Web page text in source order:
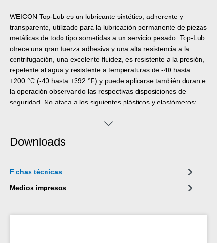
WEICON Top-Lub es un lubricante sintético, adherente y
transparente, utilizado para la lubricación permanente de piezas
metálicas de todo tipo sometidas a un servicio pesado. Top-Lub
ofrece una gran fuerza adhesiva y una alta resistencia a la
centrifugación, una excelente fluidez, es resistente a la presión,
repelente al agua y resistente a temperaturas de -40 hasta
+200 °C (-40 hasta +392 °F) y puede aplicarse también durante
la operación observando las respectivas disposiciones de
seguridad. No ataca a los siguientes plásticos y elastómeros:
policloropropeno. Menos resistentes son: PE-LD, POM, PP y
dentadas y engranajes helicoidales que transmiten fuerzas, en
Downloads
Fichas técnicas
Medios impresos